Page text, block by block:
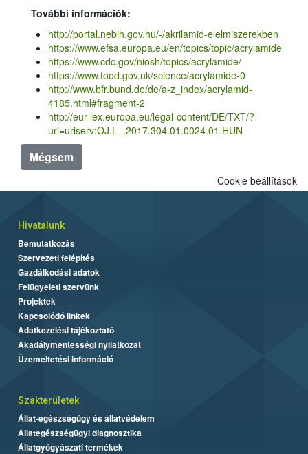
További információk:
http://portal.nebih.gov.hu/-/akrilamid-elelmiszerekben
https://www.efsa.europa.eu/en/topics/topic/acrylamide
https://www.cdc.gov/niosh/topics/acrylamide/
https://www.food.gov.uk/science/acrylamide-0
http://www.bfr.bund.de/de/a-z_index/acrylamid-
4185.html#fragment-2
http://eur-lex.europa.eu/legal-content/DE/TXT/?
uri=uriserv:OJ.L_.2017.304.01.0024.01.HUN
Mégsem
Cookie beállítások
Hivatalunk
Bemutatkozás
Szervezeti felépítés
Gazdálkodási adatok
Felügyeleti szervünk
Projektek
Kapcsolódó linkek
Adatkezelési tájékoztató
Akadálymentességi nyilatkozat
Üzemeltetési információ
Szakterületek
Állat-egészségügy és állatvédelem
Állategészségügyi diagnosztika
Állatgyógyászati termékek